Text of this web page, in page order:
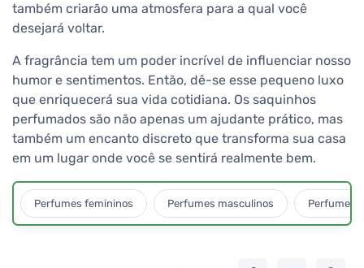
também criarão uma atmosfera para a qual você
desejará voltar.
A fragrância tem um poder incrível de influenciar nosso
humor e sentimentos. Então, dê-se esse pequeno luxo
que enriquecerá sua vida cotidiana. Os saquinhos
perfumados são não apenas um ajudante prático, mas
também um encanto discreto que transforma sua casa
em um lugar onde você se sentirá realmente bem.
Perfumes femininos Perfumes masculinos Perfumes